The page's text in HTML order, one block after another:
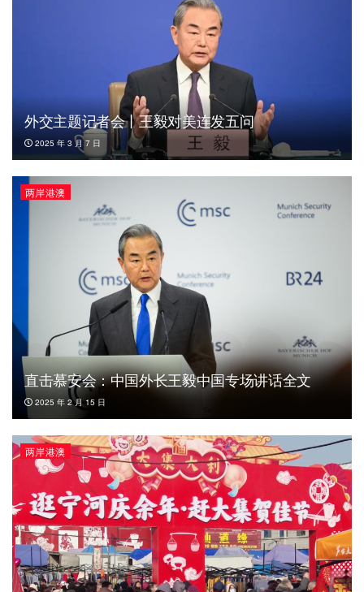
外交主题记者会丨王毅对美连发五问
2025 年 3 月 7 日
两岸港澳
直击慕安会：中国外长王毅中国专场讲话全文
2025 年 2 月 15 日
两岸港澳